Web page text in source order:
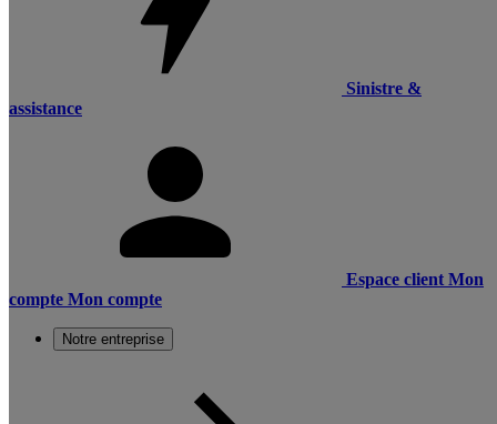
Sinistre &
assistance
Espace client Mon
compte Mon compte
Notre entreprise